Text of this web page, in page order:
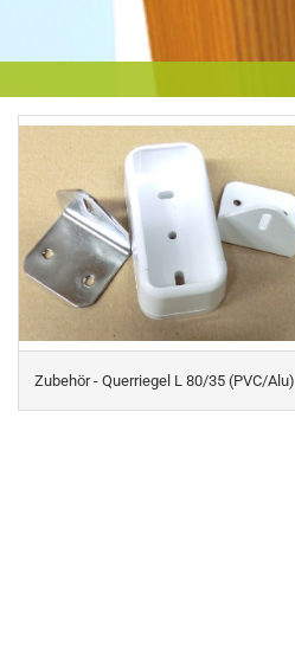
Zubehör - Querriegel L 80/35 (PVC/Alu)